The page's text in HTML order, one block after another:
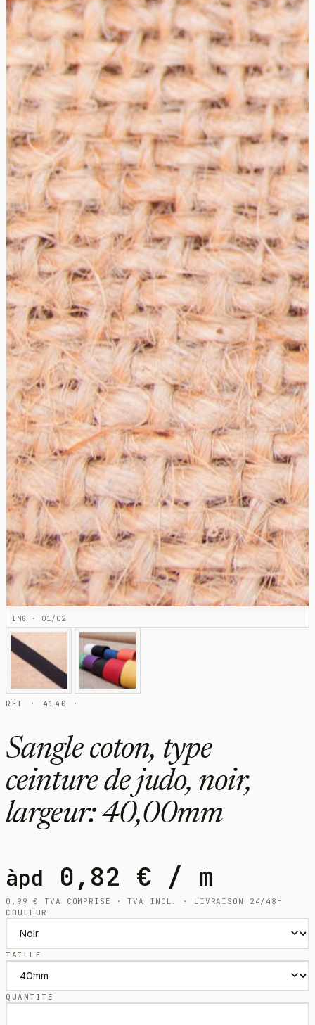
IMG · 01/02
RÉF · 4140 ·
Sangle coton, type
ceinture de judo, noir,
largeur: 40,00mm
àpd 0,82 € / m
0,99€
TVA COMPRISE · TVA INCL. · LIVRAISON 24/48H
COULEUR
TAILLE
QUANTITÉ